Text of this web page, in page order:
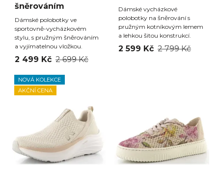
šněrováním
Dámské polobotky ve
sportovně-vycházkovém
stylu, s pružným šněrováním
a vyjímatelnou vložkou.
2 499 Kč 2 699 Kč
Dámské vycházkové
polobotky na šněrování s
pružným kotníkovým lemem
a lehkou šitou konstrukcí.
2 599 Kč 2 799 Kč
NOVÁ KOLEKCE
AKČNÍ CENA